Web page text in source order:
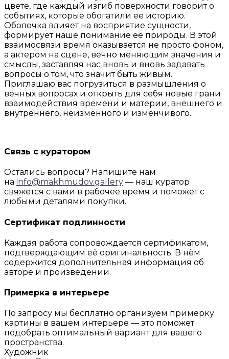
цвете, где каждый изгиб поверхности говорит о
событиях, которые обогатили ее историю.
Оболочка влияет на восприятие сущности,
формирует наше понимание ее природы. В этой
взаимосвязи время оказывается не просто фоном,
а актером на сцене, вечно меняющим значения и
смыслы, заставляя нас вновь и вновь задавать
вопросы о том, что значит быть живым.
Приглашаю вас погрузиться в размышления о
вечных вопросах и открыть для себя новые грани
взаимодействия времени и материи, внешнего и
внутреннего, неизменного и изменчивого.
Связь с куратором
Остались вопросы? Напишите нам
на info@makhmudov.gallery — наш куратор
свяжется с вами в рабочее время и поможет с
любыми деталями покупки.
Сертификат подлинности
Каждая работа сопровождается сертификатом,
подтверждающим её оригинальность. В нём
содержится дополнительная информация об
авторе и произведении.
Примерка в интерьере
По запросу мы бесплатно организуем примерку
картины в вашем интерьере — это поможет
подобрать оптимальный вариант для вашего
пространства.
Художник